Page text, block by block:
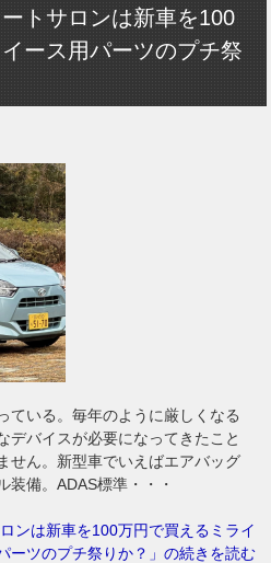
トサロンは新車を100
ース用パーツのプチ祭
ている。毎年のように厳しくなる
デバイスが必要になってきたこと
せん。新型車でいえばエアバッグ
装備。ADAS標準・・・
ンは新車を100万円で買えるミライ
ーツのプチ祭りか？」の続きを読む